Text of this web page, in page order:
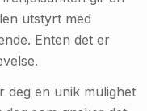
utstyrt med
Enten det er
deg en unik mulighet